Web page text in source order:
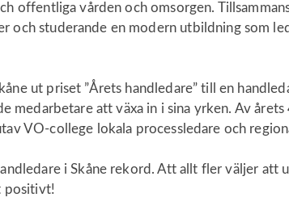
offentliga vården och omsorgen.
och studerande en modern utbildning som
ut priset ”Årets handledare” till en
medarbetare att växa in i sina yrken. Av
VO-college lokala processledare och
i Skåne rekord. Att allt fler väljer att
positivt!